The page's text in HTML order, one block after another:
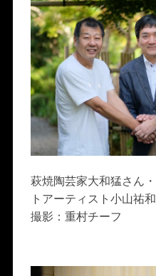
萩焼陶芸家大和猛さん
トアーティスト小山祐
撮影：重村チーフ